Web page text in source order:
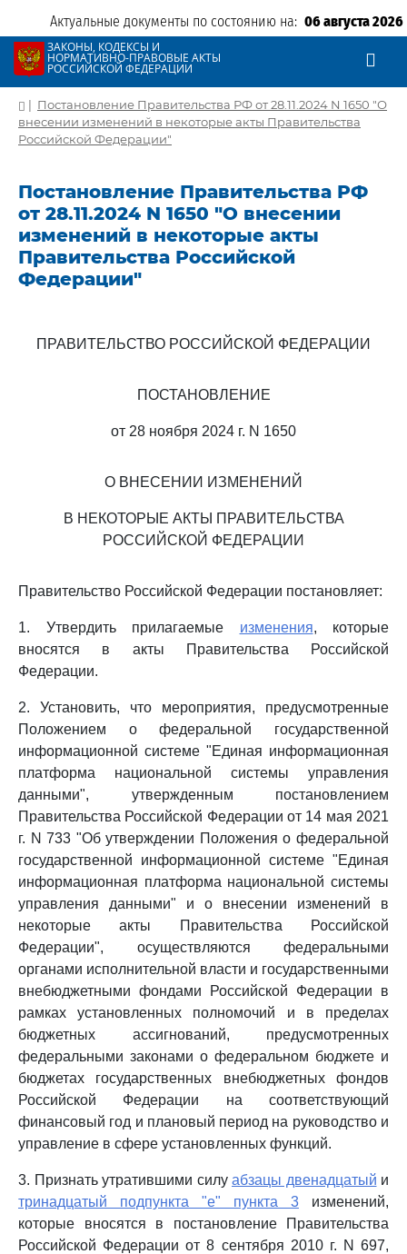
Актуальные документы по состоянию на: 06 августа 2026
ЗАКОНЫ, КОДЕКСЫ И
НОРМАТИВНО-ПРАВОВЫЕ АКТЫ
РОССИЙСКОЙ ФЕДЕРАЦИИ
| Постановление Правительства РФ от 28.11.2024 N 1650 "О
внесении изменений в некоторые акты Правительства
Российской Федерации"
Постановление Правительства РФ
от 28.11.2024 N 1650 "О внесении
изменений в некоторые акты
Правительства Российской
Федерации"
ПРАВИТЕЛЬСТВО РОССИЙСКОЙ ФЕДЕРАЦИИ
ПОСТАНОВЛЕНИЕ
от 28 ноября 2024 г. N 1650
О ВНЕСЕНИИ ИЗМЕНЕНИЙ
В НЕКОТОРЫЕ АКТЫ ПРАВИТЕЛЬСТВА
РОССИЙСКОЙ ФЕДЕРАЦИИ
Правительство Российской Федерации постановляет:
1. Утвердить прилагаемые изменения, которые
вносятся в акты Правительства Российской
Федерации.
2. Установить, что мероприятия, предусмотренные
Положением о федеральной государственной
информационной системе "Единая информационная
платформа национальной системы управления
данными", утвержденным постановлением
Правительства Российской Федерации от 14 мая 2021
г. N 733 "Об утверждении Положения о федеральной
государственной информационной системе "Единая
информационная платформа национальной системы
управления данными" и о внесении изменений в
некоторые акты Правительства Российской
Федерации", осуществляются федеральными
органами исполнительной власти и государственными
внебюджетными фондами Российской Федерации в
рамках установленных полномочий и в пределах
бюджетных ассигнований, предусмотренных
федеральными законами о федеральном бюджете и
бюджетах государственных внебюджетных фондов
Российской Федерации на соответствующий
финансовый год и плановый период на руководство и
управление в сфере установленных функций.
3. Признать утратившими силу абзацы двенадцатый и
тринадцатый подпункта "е" пункта 3 изменений,
которые вносятся в постановление Правительства
Российской Федерации от 8 сентября 2010 г. N 697,